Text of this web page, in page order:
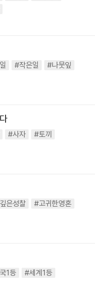
#작은일
#나뭇잎
#사자
#토끼
은성찰
#고귀한영혼
1등
#세계1등